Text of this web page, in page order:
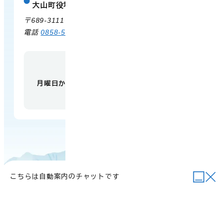
大山町役場 中山支所
〒689-3111 鳥取県西伯郡大山町赤坂66
電話0858-58-6111
月曜日から金曜日 午前9時から午後5時
こちらは自動案内のチャットです